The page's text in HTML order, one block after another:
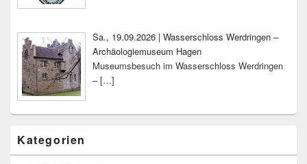
Sa., 19.09.2026 | Wasserschloss Werdringen –
Archäologiemuseum Hagen
Museumsbesuch im Wasserschloss Werdringen
–[…]
Kategorien